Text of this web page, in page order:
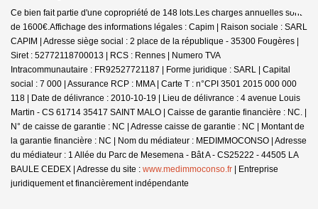
Ce bien fait partie d'une copropriété de 148 lots.Les charges annuelles sont
de 1600€.Affichage des informations légales : Capim | Raison sociale : SARL
CAPIM | Adresse siège social : 2 place de la république - 35300 Fougères |
Siret : 52772118700013 | RCS : Rennes | Numero TVA
Intracommunautaire : FR92527721187 | Forme juridique : SARL | Capital
social : 7 000 | Assurance RCP : MMA | Carte T : n°CPI 3501 2015 000 000
118 | Date de délivrance : 2010-10-19 | Lieu de délivrance : 4 avenue Louis
Martin - CS 61714 35417 SAINT MALO | Caisse de garantie financière : NC. |
N° de caisse de garantie : NC | Adresse caisse de garantie : NC | Montant de
la garantie financière : NC | Nom du médiateur : MEDIMMOCONSO | Adresse
du médiateur : 1 Allée du Parc de Mesemena - Bât A - CS25222 - 44505 LA
BAULE CEDEX | Adresse du site : www.medimmoconso.fr | Entreprise
juridiquement et financièrement indépendante